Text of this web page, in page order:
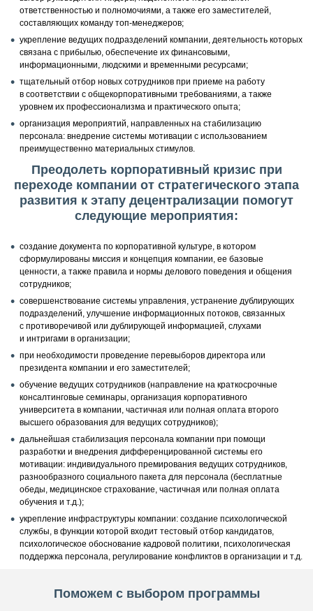
ответственностью и полномочиями, а также его заместителей,
составляющих команду топ-менеджеров;
укрепление ведущих подразделений компании, деятельность которых
связана с прибылью, обеспечение их финансовыми,
информационными, людскими и временными ресурсами;
тщательный отбор новых сотрудников при приеме на работу
в соответствии с общекорпоративными требованиями, а также
уровнем их профессионализма и практического опыта;
организация мероприятий, направленных на стабилизацию
персонала: внедрение системы мотивации с использованием
преимущественно материальных стимулов.
Преодолеть корпоративный кризис при
переходе компании от стратегического этапа
развития к этапу децентрализации помогут
следующие мероприятия:
создание документа по корпоративной культуре, в котором
сформулированы миссия и концепция компании, ее базовые
ценности, а также правила и нормы делового поведения и общения
сотрудников;
совершенствование системы управления, устранение дублирующих
подразделений, улучшение информационных потоков, связанных
с противоречивой или дублирующей информацией, слухами
и интригами в организации;
при необходимости проведение перевыборов директора или
президента компании и его заместителей;
обучение ведущих сотрудников (направление на краткосрочные
консалтинговые семинары, организация корпоративного
университета в компании, частичная или полная оплата второго
высшего образования для ведущих сотрудников);
дальнейшая стабилизация персонала компании при помощи
разработки и внедрения дифференцированной системы его
мотивации: индивидуального премирования ведущих сотрудников,
разнообразного социального пакета для персонала (бесплатные
обеды, медицинское страхование, частичная или полная оплата
обучения и т.д.);
укрепление инфраструктуры компании: создание психологической
службы, в функции которой входит тестовый отбор кандидатов,
психологическое обоснование кадровой политики, психологическая
поддержка персонала, регулирование конфликтов в организации и т.д.
Поможем с выбором программы